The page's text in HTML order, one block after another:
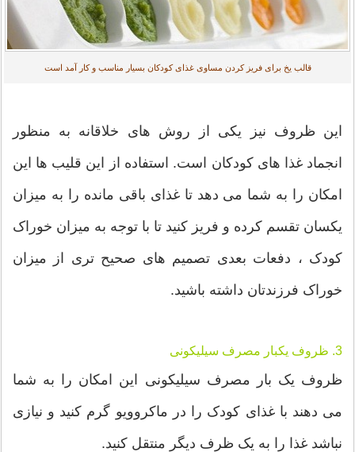
قالب یخ برای فریز کردن مساوی غذای کودکان بسیار مناسب و کار آمد است
این ظروف نیز یکی از روش های خلاقانه به منظور
انجماد غذا های کودکان است. استفاده از این قلیب ها این
امکان را به شما می دهد تا غذای باقی مانده را به میزان
یکسان تقسم کرده و فریز کنید تا با توجه به میزان خوراک
کودک ، دفعات بعدی تصمیم های صحیح تری از میزان
خوراک فرزندتان داشته باشید.
3. ظروف یکبار مصرف سیلیکونی
ظروف یک بار مصرف سیلیکونی این امکان را به شما
می دهند با غذای کودک را در ماکروویو گرم کنید و نیازی
نباشد غذا را به یک ظرف دیگر منتقل کنید.